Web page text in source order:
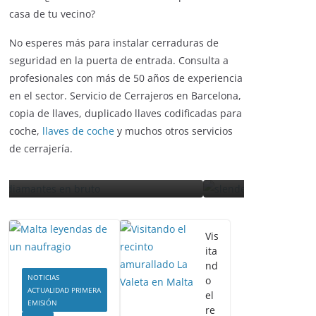
barrio? ¿has visto como forzaban la puerta de la
casa de tu vecino?
No esperes más para instalar cerraduras de
seguridad en la puerta de entrada. Consulta a
profesionales con más de 50 años de experiencia
en el sector. Servicio de Cerrajeros en Barcelona,
copia de llaves, duplicado llaves codificadas para
coche, llaves de coche y muchos otros servicios
de cerrajería.
ENTRETENIMIENTO Y CURIOSIDADES
LIBROS CINE Y TV
Slender Man llega al cine
y te mostramos todos los
detalles
enero 3, 2018 Grecia Cortez
ACTUALIDAD PRIMERA
EMISIÓN
Vis
ita
nd
o
el